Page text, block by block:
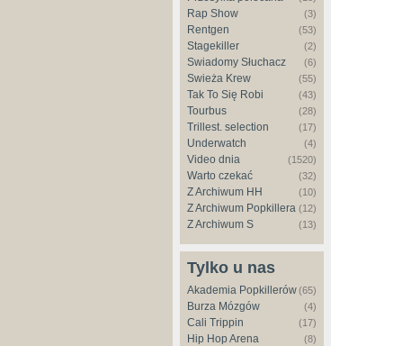
Rap Show (3)
Rentgen (53)
Stagekiller (2)
Świadomy Słuchacz (6)
Świeża Krew (55)
Tak To Się Robi (43)
Tourbus (28)
Trillest. selection (17)
Underwatch (4)
Video dnia (1520)
Warto czekać (32)
Z Archiwum HH (10)
Z Archiwum Popkillera (12)
Z Archiwum S (13)
Tylko u nas
Akademia Popkillerów(65)
Burza Mózgów (4)
Cali Trippin (17)
Hip Hop Arena (8)